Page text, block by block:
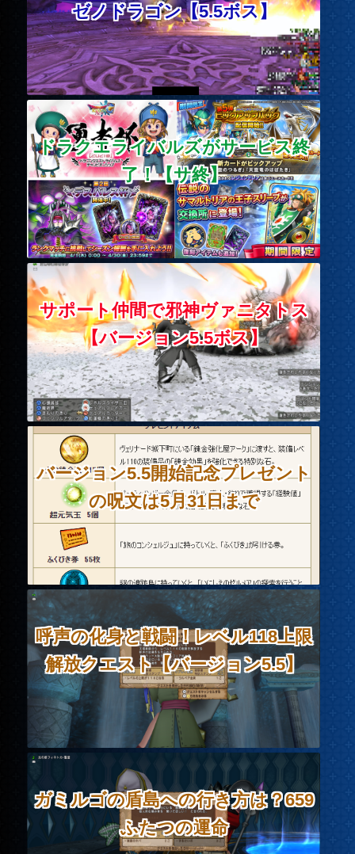
ゼノドラゴン【5.5ボス】
ドラクエライバルズがサービス終
了！【サ終】
サポート仲間で邪神ヴァニタトス
【バージョン5.5ボス】
バージョン5.5開始記念プレゼント
の呪文は5月31日まで
呼声の化身と戦闘！レベル118上限
解放クエスト【バージョン5.5】
ガミルゴの盾島への行き方は？659
ふたつの運命